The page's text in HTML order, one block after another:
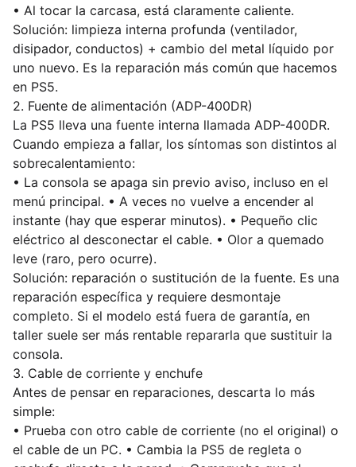
• Al tocar la carcasa, está claramente caliente.
Solución: limpieza interna profunda (ventilador,
disipador, conductos) + cambio del metal líquido por
uno nuevo. Es la reparación más común que hacemos
en PS5.
2. Fuente de alimentación (ADP-400DR)
La PS5 lleva una fuente interna llamada ADP-400DR.
Cuando empieza a fallar, los síntomas son distintos al
sobrecalentamiento:
• La consola se apaga sin previo aviso, incluso en el
menú principal. • A veces no vuelve a encender al
instante (hay que esperar minutos). • Pequeño clic
eléctrico al desconectar el cable. • Olor a quemado
leve (raro, pero ocurre).
Solución: reparación o sustitución de la fuente. Es una
reparación específica y requiere desmontaje
completo. Si el modelo está fuera de garantía, en
taller suele ser más rentable repararla que sustituir la
consola.
3. Cable de corriente y enchufe
Antes de pensar en reparaciones, descarta lo más
simple:
• Prueba con otro cable de corriente (no el original) o
el cable de un PC. • Cambia la PS5 de regleta o